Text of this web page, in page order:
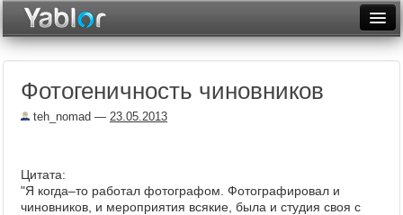
Неделя
Архив
Фотогеничность чиновников
teh_nomad — 23.05.2013
Цитата:
"Я когда–то работал фотографом. Фотографировал и
чиновников, и мероприятия всякие, была и студия своя с